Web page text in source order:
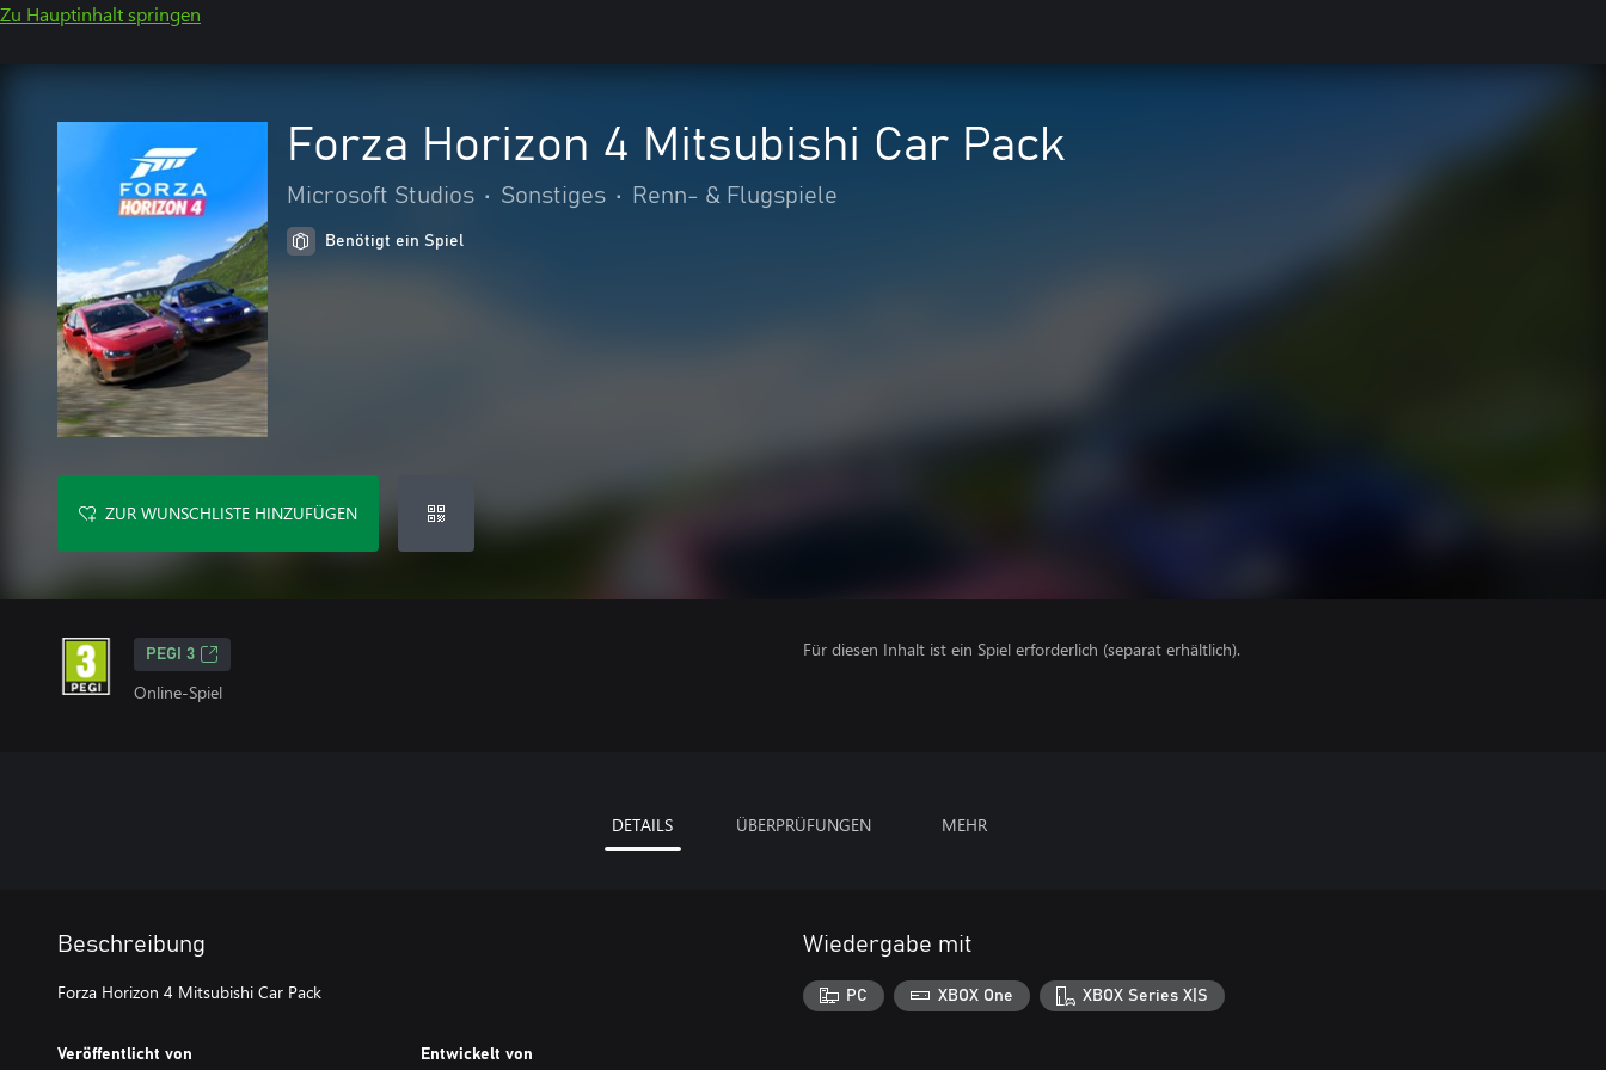
Zu Hauptinhalt springen
Forza Horizon 4 Mitsubishi Car Pack
Microsoft Studios • Sonstiges • Renn- & Flugspiele
Benötigt ein Spiel
ZUR WUNSCHLISTE HINZUFÜGEN
PEGI 3
Online-Spiel
Für diesen Inhalt ist ein Spiel erforderlich (separat erhältlich).
DETAILS ÜBERPRÜFUNGEN MEHR
Beschreibung
Forza Horizon 4 Mitsubishi Car Pack
Veröffentlicht von Entwickelt von
Wiedergabe mit
PC XBOX One XBOX Series X|S